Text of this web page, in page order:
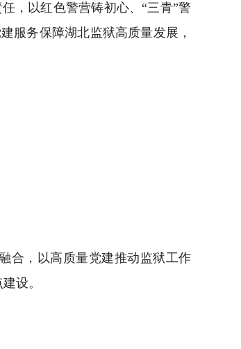
，以红色警营铸初心、“三青”警
服务保障湖北监狱高质量发展，
合，以高质量党建推动监狱工作
设。